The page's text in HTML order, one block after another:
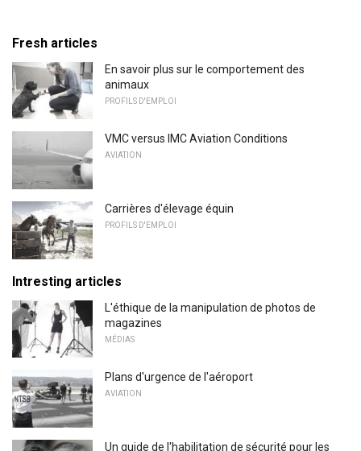
Fresh articles
En savoir plus sur le comportement des
animaux
PROFILS D'EMPLOI
VMC versus IMC Aviation Conditions
AVIATION
Carrières d'élevage équin
PROFILS D'EMPLOI
Intresting articles
L'éthique de la manipulation de photos de
magazines
MÉDIAS
Plans d'urgence de l'aéroport
AVIATION
Un guide de l'habilitation de sécurité pour les